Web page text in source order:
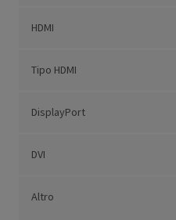
HDMI
Tipo HDMI
DisplayPort
DVI
Altro